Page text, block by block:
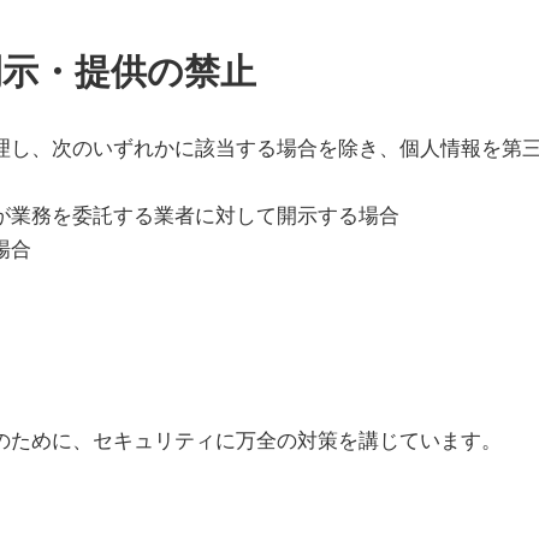
・提供の禁止
、次のいずれかに該当する場合を除き、個人情報を第
務を委託する業者に対して開示する場合
合
めに、セキュリティに万全の対策を講じています。